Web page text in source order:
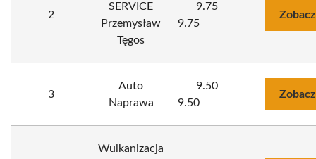
2
SERVICE
Przemysław
Tęgos
9.75
9.75
3
Auto
Naprawa
9.50
9.50
Wulkanizacja